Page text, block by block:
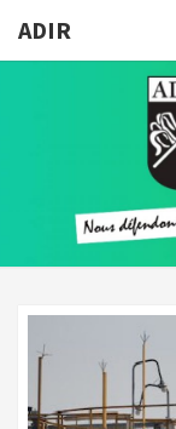
ADIR